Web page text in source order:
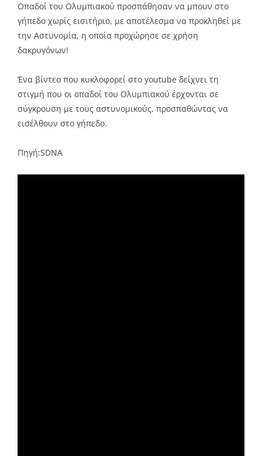
Οπαδοί του Ολυμπιακού προσπάθησαν να μπουν στο
γήπεδο χωρίς εισιτήριο, με αποτέλεσμα να προκληθεί με
την Αστυνομία, η οποία προχώρησε σε χρήση
δακρυγόνων!
Ένα βίντεο που κυκλοφορεί στο youtube δείχνει τη
στιγμή που οι οπαδοί του Ολυμπιακού έρχονται σε
σύγκρουση με τους αστυνομικούς, προσπαθώντας να
εισέλθουν στο γήπεδο.
Πηγή:SDNA